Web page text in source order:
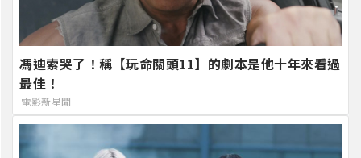
馮迪索哭了！稱【玩命關頭11】的劇本是他十年來看過
最佳！
電影新星聞